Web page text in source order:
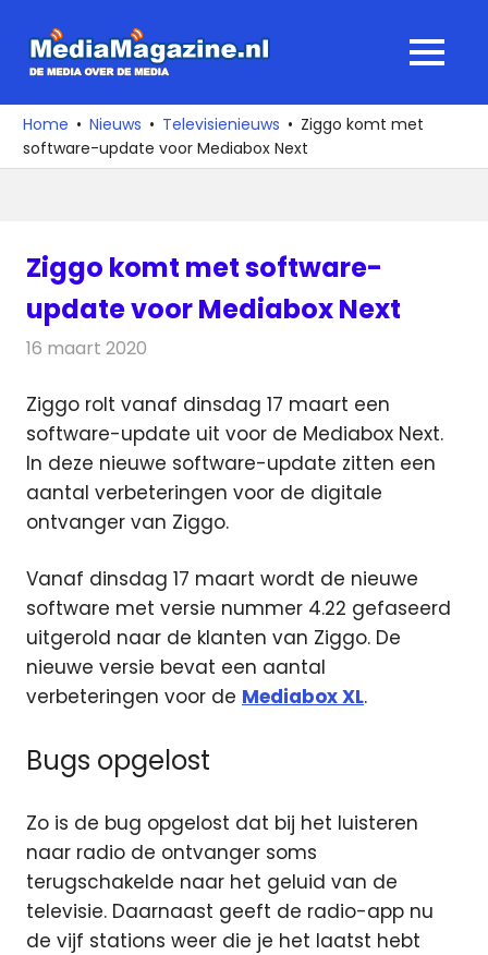
naar
media
over
de
MENU
Home Nieuws Televisienieuws
Ziggo komt met
software-update voor Mediabox Next
Ziggo komt met software-
update voor Mediabox Next
16 maart 2020
Ziggo rolt vanaf dinsdag 17 maart een
software-update uit voor de Mediabox Next.
In deze nieuwe software-update zitten een
aantal verbeteringen voor de digitale
ontvanger van Ziggo.
Vanaf dinsdag 17 maart wordt de nieuwe
software met versie nummer 4.22 gefaseerd
uitgerold naar de klanten van Ziggo. De
nieuwe versie bevat een aantal
verbeteringen voor de Mediabox XL.
Bugs opgelost
Zo is de bug opgelost dat bij het luisteren
naar radio de ontvanger soms
terugschakelde naar het geluid van de
televisie. Daarnaast geeft de radio-app nu
de vijf stations weer die je het laatst hebt